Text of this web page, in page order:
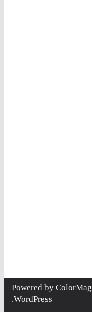
ColorMag
WordPress
.